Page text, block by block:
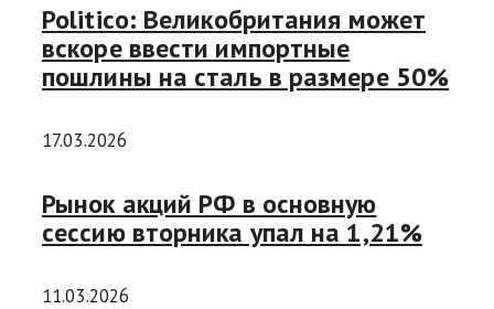
Politico: Великобритания может
вскоре ввести импортные
пошлины на сталь в размере 50%
17.03.2026
Рынок акций РФ в основную
сессию вторника упал на 1,21%
11.03.2026